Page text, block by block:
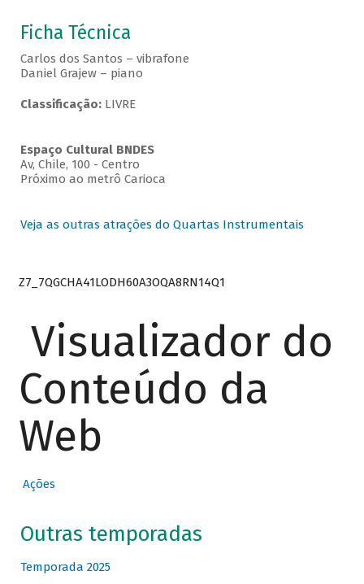
Ficha Técnica
Carlos dos Santos – vibrafone
Daniel Grajew – piano
Classificação: LIVRE
Espaço Cultural BNDES
Av, Chile, 100 - Centro
Próximo ao metrô Carioca
Veja as outras atrações do Quartas Instrumentais
Z7_7QGCHA41LODH60A3OQA8RN14Q1
Visualizador do
Conteúdo da
Web
Ações
Outras temporadas
Temporada 2025